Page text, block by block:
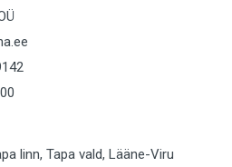
(1027)
linn, Tapa vald, Lääne-Viru